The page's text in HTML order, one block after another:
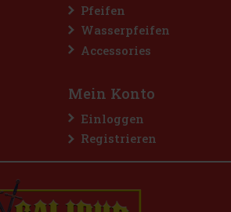
Pfeifen
Wasserpfeifen
Accessories
Mein Konto
Einloggen
Registrieren